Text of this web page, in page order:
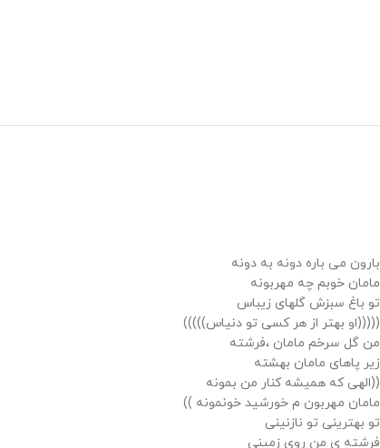
بارون می باره دونه به دونه
مامان خوبم چه مهربونه
تو باغ سبزش گلهای زیباس
(((((او بهتر از هر کسی تو دنیاس)))))
من گل سرخم مامان ،فرشته
زیر پاهای مامان بهشته
((الهی که همیشه کنار من بمونه
مامان مهربون م خورشید خونمونه ))
تو بهترینی تو نازنینی
فرشته ی من روی زمینی